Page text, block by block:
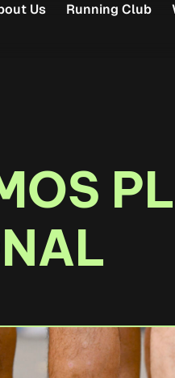
Us Running Club